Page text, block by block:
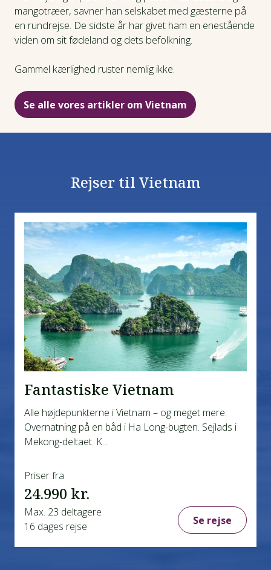
mangotræer, savner han selskabet med gæsterne på
en rundrejse. De sidste år har givet ham en enestående
viden om sit fødeland og dets befolkning.
Gammel kærlighed ruster nemlig ikke.
Se alle vores artikler om Vietnam
Rejser til Vietnam
Fantastiske Vietnam
Alle højdepunkterne i Vietnam – og meget mere:
Overnatning på en båd i Ha Long-bugten. Sejlads i
Mekong-deltaet. K...
Priser fra
24.990 kr.
Max. 23 deltagere
16 dages rejse
Se rejse